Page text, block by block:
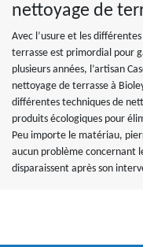
nettoyage de
Avec l’usure et les
terrasse est primordial pour
plusieurs années, l’artisan
nettoyage de terrasse à
différentes techniques de
produits écologiques pour
Peu importe le matériau,
aucun problème concernant
disparaissent après son